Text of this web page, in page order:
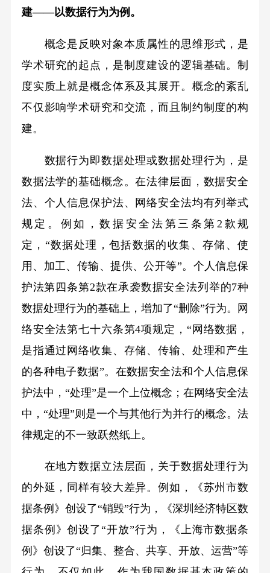
建——以数据行为为例。
概念是反映对象本质属性的思维形式，是
学术研究的起点，是制度建设的逻辑基础。制
度实质上就是概念体系及其展开。概念的紊乱
不仅影响学术研究和交流，而且制约制度的构
建。
数据行为即数据处理或数据处理行为，是
数据法学的基础概念。在法律层面，数据安全
法、个人信息保护法、网络安全法均有列举式
规定。例如，数据安全法第三条第2款规
定，“数据处理，包括数据的收集、存储、使
用、加工、传输、提供、公开等”。个人信息保
护法第四条第2款在承袭数据安全法列举的7种
数据处理行为的基础上，增加了“删除”行为。网
络安全法第七十六条第4项规定，“网络数据，
是指通过网络收集、存储、传输、处理和产生
的各种电子数据”。在数据安全法和个人信息保
护法中，“处理”是一个上位概念；在网络安全法
中，“处理”则是一个与其他行为并行的概念。法
律规定的不一致跃然纸上。
在地方数据立法层面，关于数据处理行为
的外延，同样有较大差异。例如，《苏州市数
据条例》创设了“销毁”行为，《深圳经济特区数
据条例》创设了“开放”行为，《上海市数据条
例》创设了“归集、整合、共享、开放、运营”等